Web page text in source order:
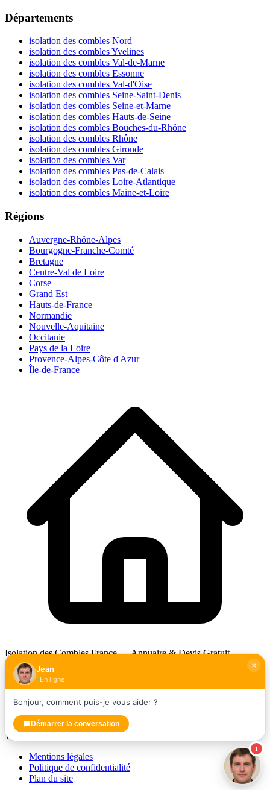
Départements
isolation des combles Nord
isolation des combles Yvelines
isolation des combles Val-de-Marne
isolation des combles Essonne
isolation des combles Val-d'Oise
isolation des combles Seine-Saint-Denis
isolation des combles Seine-et-Marne
isolation des combles Hauts-de-Seine
isolation des combles Bouches-du-Rhône
isolation des combles Rhône
isolation des combles Gironde
isolation des combles Var
isolation des combles Pas-de-Calais
isolation des combles Loire-Atlantique
isolation des combles Maine-et-Loire
Régions
Auvergne-Rhône-Alpes
Bourgogne-Franche-Comté
Bretagne
Centre-Val de Loire
Corse
Grand Est
Hauts-de-France
Normandie
Nouvelle-Aquitaine
Occitanie
Pays de la Loire
Provence-Alpes-Côte d'Azur
Île-de-France
Isolation des Combles France — Annuaire & Devis Gratuit
L'annuaire de référence pour trouver les meilleurs spécialistes en
isolation des combles partout en France. Devis gratuits, avis vérifiés.
contact@artisans-isolation-combles.fr
© 2026 Isolation des Combles France — Annuaire & Devis Gratuit.
Tous droits réservés.
Mentions légales
Politique de confidentialité
Plan du site
1
Jean
En ligne
Bonjour, comment puis-je vous aider ?
Démarrer la conversation